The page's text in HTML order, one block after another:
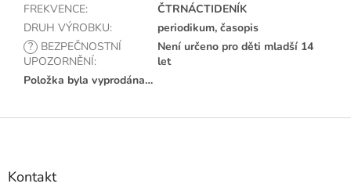
FREKVENCE:
ČTRNÁCTIDENÍK
DRUH VÝROBKU:
periodikum, časopis
? BEZPEČNOSTNÍ
UPOZORNĚNÍ:
Není určeno pro děti mladší 14
let
Položka byla vyprodána…
Z
Kontakt